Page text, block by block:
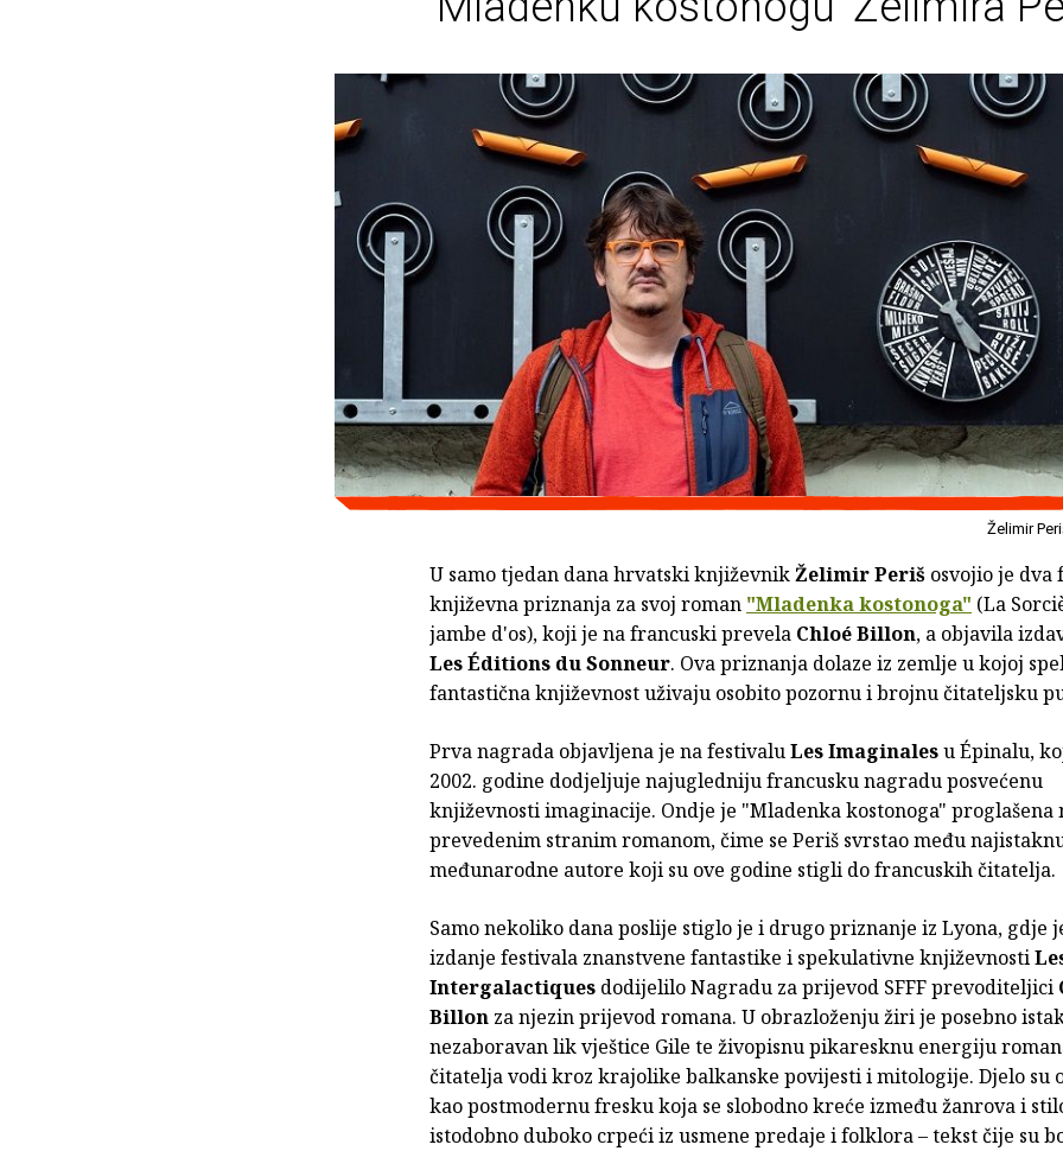
Želimir
U samo tjedan dana hrvatski književnikŽelimir Periš osvojio je dva
književna priznanja za svoj roman "Mladenka kostonoga" (La
jambe d'os), koji je na francuski prevela Chloé Billon, a objavila
Les Éditions du Sonneur. Ova priznanja dolaze iz zemlje u kojoj
fantastična književnost uživaju osobito pozornu i brojnu čitateljsku
Prva nagrada objavljena je na festivaluLes Imaginalesu Épinalu,
2002. godine dodjeljuje najugledniju francusku nagradu posvećenu
književnosti imaginacije. Ondje je "Mladenka kostonoga"
prevedenim stranim romanom, čime se Periš svrstao među
međunarodne autore koji su ove godine stigli do francuskih čitatelja.
Samo nekoliko dana poslije stiglo je i drugo priznanje iz Lyona, gdje
izdanje festivala znanstvene fantastike i spekulativne književnosti
Intergalactiques dodijelilo Nagradu za prijevod SFFF prevoditeljici
Billon za njezin prijevod romana. U obrazloženju žiri je posebno
nezaboravan lik vještice Gile te živopisnu pikaresknu energiju
čitatelja vodi kroz krajolike balkanske povijesti i mitologije. Djelo su
kao postmodernu fresku koja se slobodno kreće između žanrova i
istodobno duboko crpeći iz usmene predaje i folklora – tekst čije su